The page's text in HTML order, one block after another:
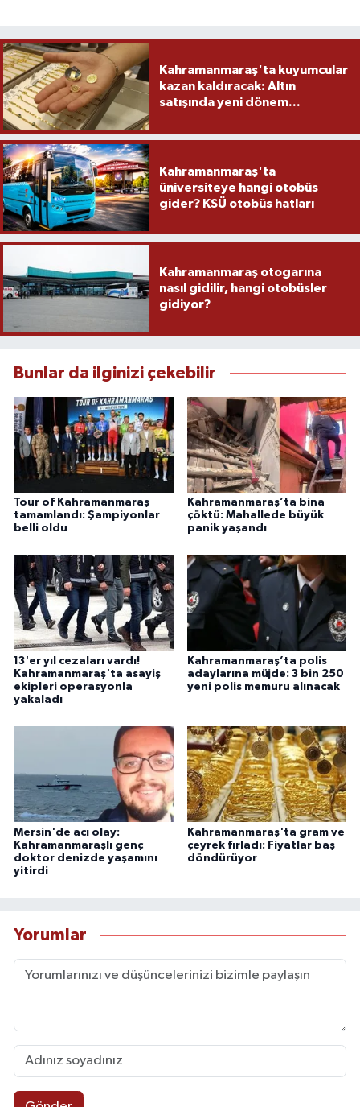
Kahramanmaraş'ta kuyumcular
kazan kaldıracak: Altın
satışında yeni dönem...
Kahramanmaraş'ta
üniversiteye hangi otobüs
gider? KSÜ otobüs hatları
Kahramanmaraş otogarına
nasıl gidilir, hangi otobüsler
gidiyor?
Bunlar da ilginizi çekebilir
Tour of Kahramanmaraş
tamamlandı: Şampiyonlar
belli oldu
Kahramanmaraş’ta bina
çöktü: Mahallede büyük
panik yaşandı
13'er yıl cezaları vardı!
Kahramanmaraş'ta asayiş
ekipleri operasyonla
yakaladı
Kahramanmaraş’ta polis
adaylarına müjde: 3 bin 250
yeni polis memuru alınacak
Mersin'de acı olay:
Kahramanmaraşlı genç
doktor denizde yaşamını
yitirdi
Kahramanmaraş'ta gram ve
çeyrek fırladı: Fiyatlar baş
döndürüyor
Yorumlar